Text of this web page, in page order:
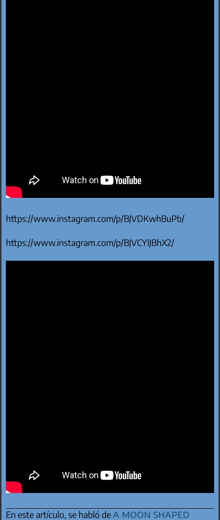
https://www.instagram.com/p/BJVDKwhBuPb/
https://www.instagram.com/p/BJVCYlJBhX2/
En este artículo, se habló de a moon shaped